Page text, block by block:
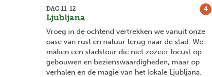
activiteiten zoals
zijn
hier mogelijk (facultatief). We trakteren onszelf
op huisgemaakte salami, kaas of gemberbrood
die in deze authentieke dorpjes nog gemaakt
worden.
4
DAG 11-12
Ljubljana
Vroeg in de ochtend vertrekken we vanuit onze
oase van rust en natuur terug naar de stad. We
maken een stadstour die niet zozeer focust op
gebouwen en bezienswaardigheden, maar op
verhalen en de magie van het lokale Ljubljana.